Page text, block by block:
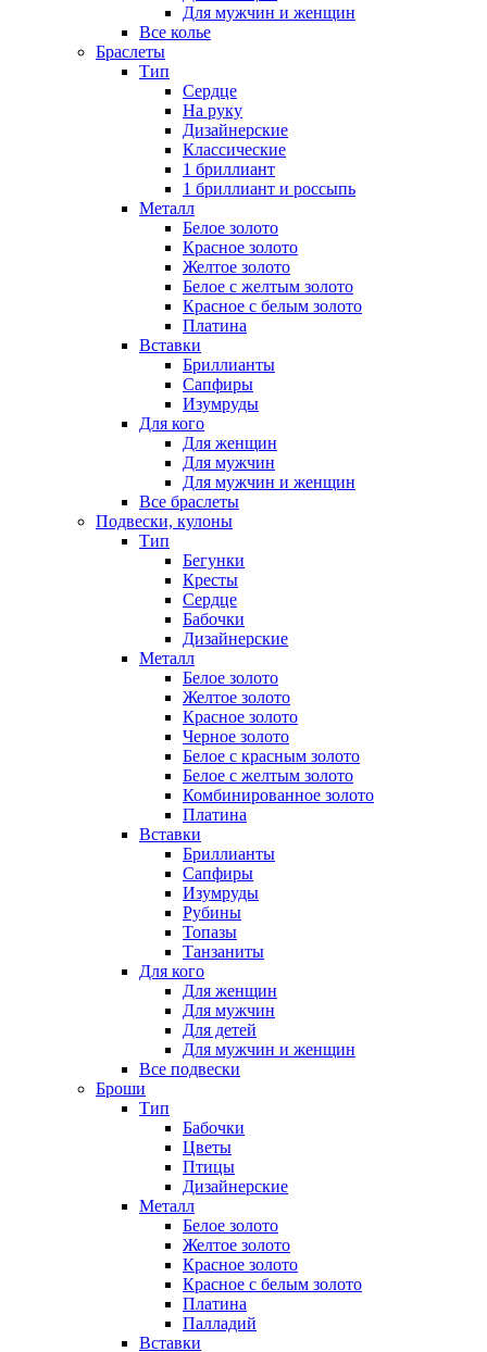
Для мужчин и женщин
Все колье
Браслеты
Тип
Сердце
На руку
Дизайнерские
Классические
1 бриллиант
1 бриллиант и россыпь
Металл
Белое золото
Красное золото
Желтое золото
Белое с желтым золото
Красное с белым золото
Платина
Вставки
Бриллианты
Сапфиры
Изумруды
Для кого
Для женщин
Для мужчин
Для мужчин и женщин
Все браслеты
Подвески, кулоны
Тип
Бегунки
Кресты
Сердце
Бабочки
Дизайнерские
Металл
Белое золото
Желтое золото
Красное золото
Черное золото
Белое с красным золото
Белое с желтым золото
Комбинированное золото
Платина
Вставки
Бриллианты
Сапфиры
Изумруды
Рубины
Топазы
Танзаниты
Для кого
Для женщин
Для мужчин
Для детей
Для мужчин и женщин
Все подвески
Броши
Тип
Бабочки
Цветы
Птицы
Дизайнерские
Металл
Белое золото
Желтое золото
Красное золото
Красное с белым золото
Платина
Палладий
Вставки